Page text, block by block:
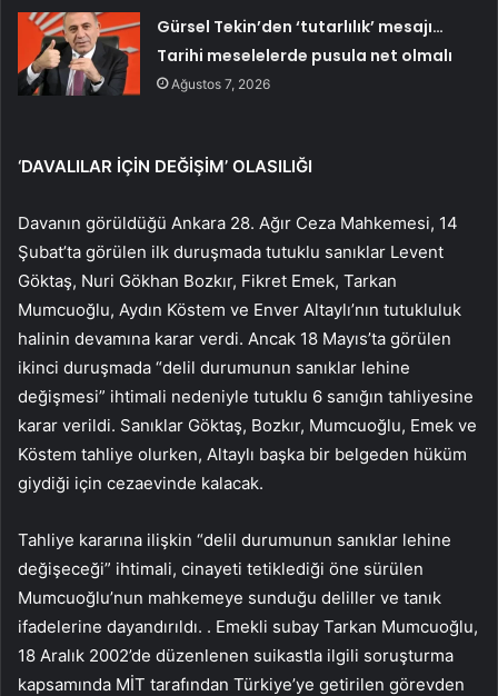
Gürsel Tekin’den ‘tutarlılık’ mesajı…
Tarihi meselelerde pusula net olmalı
Ağustos 7, 2026
‘DAVALILAR İÇİN DEĞİŞİM’ OLASILIĞI
Davanın görüldüğü Ankara 28. Ağır Ceza Mahkemesi, 14
Şubat’ta görülen ilk duruşmada tutuklu sanıklar Levent
Göktaş, Nuri Gökhan Bozkır, Fikret Emek, Tarkan
Mumcuoğlu, Aydın Köstem ve Enver Altaylı’nın tutukluluk
halinin devamına karar verdi. Ancak 18 Mayıs’ta görülen
ikinci duruşmada “delil durumunun sanıklar lehine
değişmesi” ihtimali nedeniyle tutuklu 6 sanığın tahliyesine
karar verildi. Sanıklar Göktaş, Bozkır, Mumcuoğlu, Emek ve
Köstem tahliye olurken, Altaylı başka bir belgeden hüküm
giydiği için cezaevinde kalacak.
Tahliye kararına ilişkin “delil durumunun sanıklar lehine
değişeceği” ihtimali, cinayeti tetiklediği öne sürülen
Mumcuoğlu’nun mahkemeye sunduğu deliller ve tanık
ifadelerine dayandırıldı. . Emekli subay Tarkan Mumcuoğlu,
18 Aralık 2002’de düzenlenen suikastla ilgili soruşturma
kapsamında MİT tarafından Türkiye’ye getirilen görevden